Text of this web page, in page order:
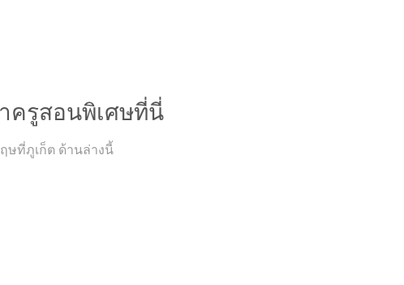
ครูสอนพิเศษที่นี่
ษที่ภูเก็ต ด้านล่างนี้